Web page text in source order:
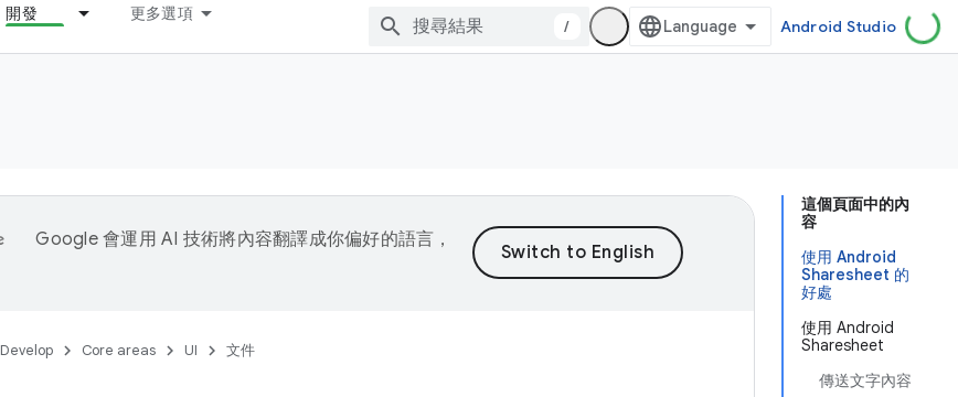
開發 更多選項
/ Android Studio
這個頁面中的內
容
使用 Android
Sharesheet 的
好處
使用 Android
Sharesheet
傳送文字內容
Google 會運用 AI 技術將內容翻譯成你偏好的語言，
Develop Core areas UI 文件